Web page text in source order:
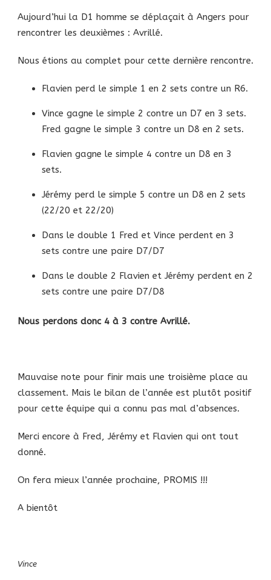
Aujourd’hui la D1 homme se déplaçait à Angers pour
rencontrer les deuxièmes : Avrillé.
Nous étions au complet pour cette dernière rencontre.
Flavien perd le simple 1 en 2 sets contre un R6.
Vince gagne le simple 2 contre un D7 en 3 sets.
Fred gagne le simple 3 contre un D8 en 2 sets.
Flavien gagne le simple 4 contre un D8 en 3
sets.
Jérémy perd le simple 5 contre un D8 en 2 sets
(22/20 et 22/20)
Dans le double 1 Fred et Vince perdent en 3
sets contre une paire D7/D7
Dans le double 2 Flavien et Jérémy perdent en 2
sets contre une paire D7/D8
Nous perdons donc 4 à 3 contre Avrillé.
Mauvaise note pour finir mais une troisième place au
classement. Mais le bilan de l’année est plutôt positif
pour cette équipe qui a connu pas mal d’absences.
Merci encore à Fred, Jérémy et Flavien qui ont tout
donné.
On fera mieux l’année prochaine, PROMIS !!!
A bientôt
Vince